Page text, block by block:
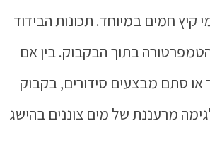
קיץ חמים במיוחד. תכונות הבידוד
בתוך הבקבוק. בין אם
או סתם מבצעים סידורים, בקבוק
מרעננת של מים צוננים בהישג